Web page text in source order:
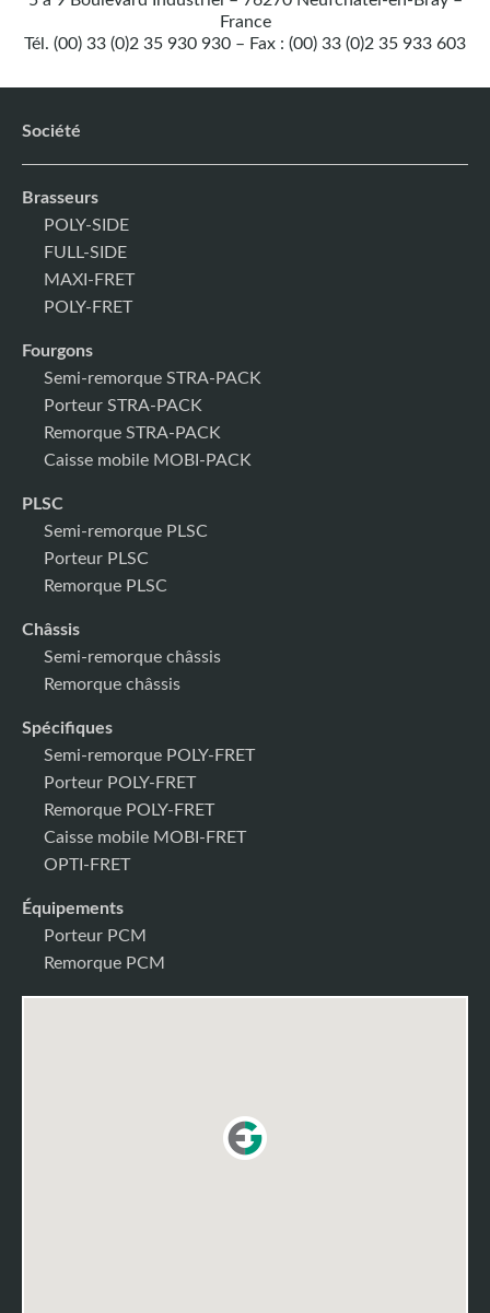
:
France
Tél. (00) 33 (0)2 35 930 930 – Fax : (00) 33 (0)2 35 933 603
Société
Brasseurs
POLY-SIDE
FULL-SIDE
MAXI-FRET
POLY-FRET
Fourgons
Semi-remorque STRA-PACK
Porteur STRA-PACK
Remorque STRA-PACK
Caisse mobile MOBI-PACK
PLSC
Semi-remorque PLSC
Porteur PLSC
Remorque PLSC
Châssis
Semi-remorque châssis
Remorque châssis
Spécifiques
Semi-remorque POLY-FRET
Porteur POLY-FRET
Remorque POLY-FRET
Caisse mobile MOBI-FRET
OPTI-FRET
Équipements
Porteur PCM
Remorque PCM